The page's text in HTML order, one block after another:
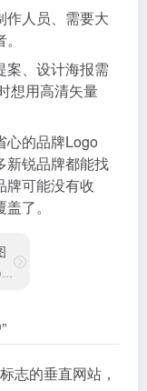
作人员、需要大
案、设计海报需
想用高清矢量
心的品牌Logo
新锐品牌都能找
牌可能没有收
了。
志的垂直网站，